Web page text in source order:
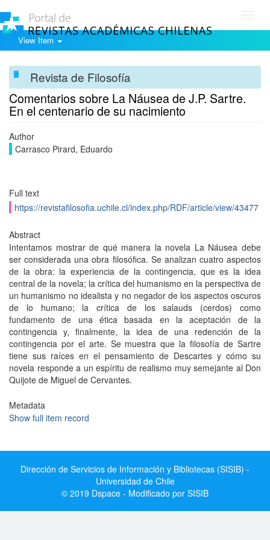
View Item
Revista de Filosofía
Comentarios sobre La Náusea de J.P. Sartre.
En el centenario de su nacimiento
Author
Carrasco Pirard, Eduardo
Full text
https://revistafilosofia.uchile.cl/index.php/RDF/article/view/43477
Abstract
Intentamos mostrar de qué manera la novela La Náusea debe
ser considerada una obra filosófica. Se analizan cuatro aspectos
de la obra: la experiencia de la contingencia, que es la idea
central de la novela; la crítica del humanismo en la perspectiva de
un humanismo no idealista y no negador de los aspectos oscuros
de lo humano; la crítica de los salauds (cerdos) como
fundamento de una ética basada en la aceptación de la
contingencia y, finalmente, la idea de una reden­ción de la
contingencia por el arte. Se muestra que la filosofía de Sartre
tiene sus raíces en el pensamiento de Descartes y cómo su
novela responde a un espíritu de realismo muy semejante al Don
Quijote de Miguel de Cervantes.
Metadata
Show full item record
Dirección de Servicios de Información y Bibliotecas (SISIB) -
Universidad de Chile
© 2019 Dspace - Modificado por SISIB